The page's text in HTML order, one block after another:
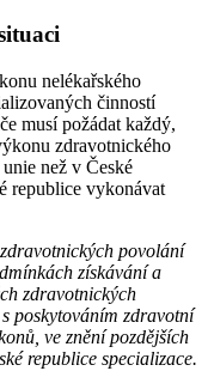
nelékařského
činností
musí požádat každý,
zdravotnického
než v České
republice vykonávat
povolání
získávání a
zdravotnických
poskytováním zdravotní
ve znění pozdějších
republice specializace.